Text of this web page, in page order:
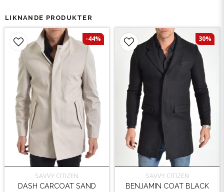
LIKNANDE PRODUKTER
SAVVY CITIZEN
DASH CARCOAT SAND
-44%
SAVVY CITIZEN
BENJAMIN COAT BLACK
30%